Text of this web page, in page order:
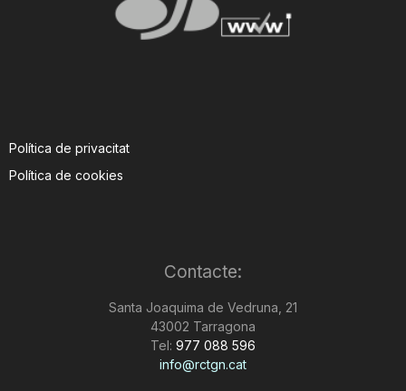
Política de privacitat
Política de cookies
Contacte:
Santa Joaquima de Vedruna, 21
43002 Tarragona
Tel: 977 088 596
info@rctgn.cat